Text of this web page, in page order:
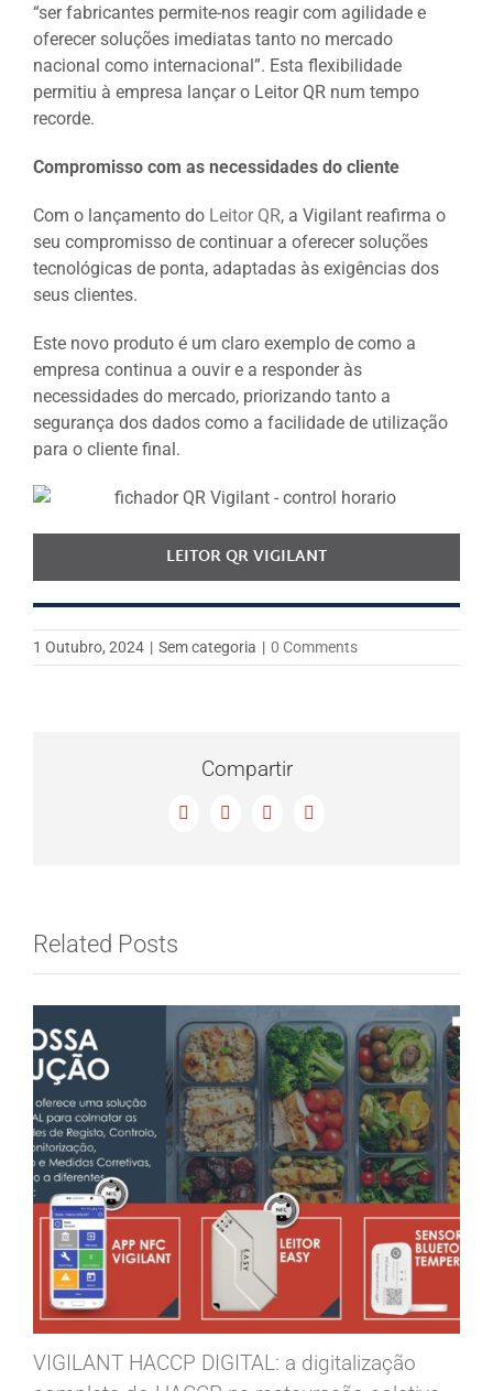
“ser fabricantes permite-nos reagir com agilidade e
oferecer soluções imediatas tanto no mercado
nacional como internacional”. Esta flexibilidade
permitiu à empresa lançar o Leitor QR num tempo
recorde.
Compromisso com as necessidades do cliente
Com o lançamento do Leitor QR, a Vigilant reafirma o
seu compromisso de continuar a oferecer soluções
tecnológicas de ponta, adaptadas às exigências dos
seus clientes.
Este novo produto é um claro exemplo de como a
empresa continua a ouvir e a responder às
necessidades do mercado, priorizando tanto a
segurança dos dados como a facilidade de utilização
para o cliente final.
LEITOR QR VIGILANT
1 Outubro, 2024 | Sem categoria | 0 Comments
Compartir
Facebook
X LinkedInEmail
Related Posts
VIGILANT HACCP DIGITAL: a digitalização